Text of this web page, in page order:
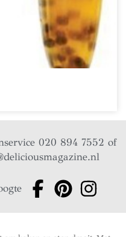
020 894 7552 of